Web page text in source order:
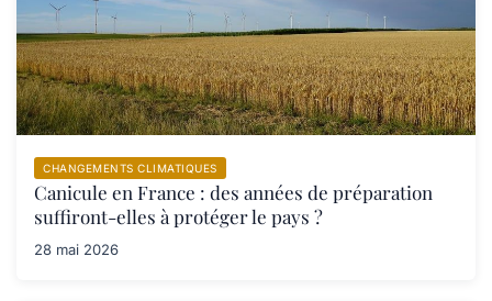
CHANGEMENTS CLIMATIQUES
Canicule en France : des années de préparation
suffiront-elles à protéger le pays ?
28 mai 2026